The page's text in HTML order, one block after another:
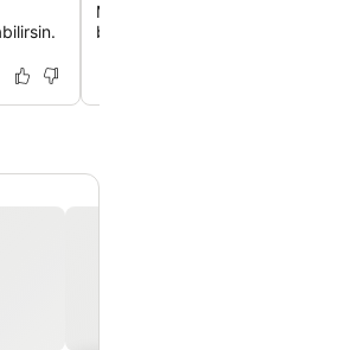
Masaj hizmetleri, güzellik
bünyesindeki spada rahatlatıcı